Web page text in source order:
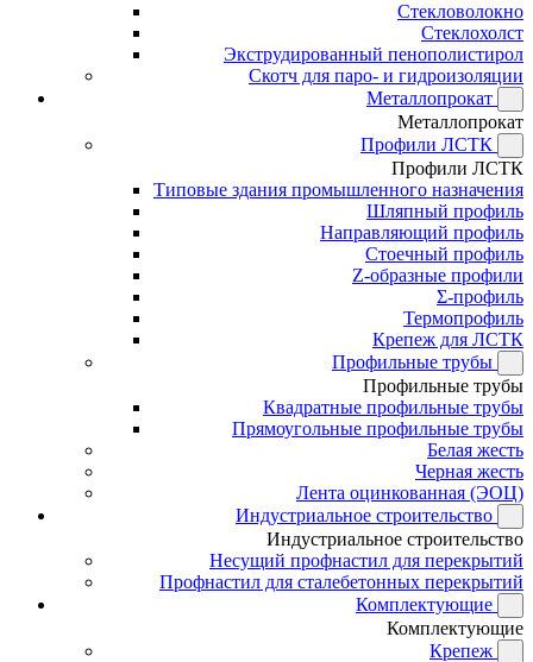
Стекловолокно
Стеклохолст
Экструдированный пенополистирол
Скотч для паро- и гидроизоляции
Металлопрокат
Металлопрокат
Профили ЛСТК
Профили ЛСТК
Типовые здания промышленного назначения
Шляпный профиль
Направляющий профиль
Стоечный профиль
Z-образные профили
Σ-профиль
Термопрофиль
Крепеж для ЛСТК
Профильные трубы
Профильные трубы
Квадратные профильные трубы
Прямоугольные профильные трубы
Белая жесть
Черная жесть
Лента оцинкованная (ЭОЦ)
Индустриальное строительство
Индустриальное строительство
Несущий профнастил для перекрытий
Профнастил для сталебетонных перекрытий
Комплектующие
Комплектующие
Крепеж